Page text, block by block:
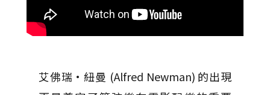
艾佛瑞·紐曼 (Alfred Newman) 的出現